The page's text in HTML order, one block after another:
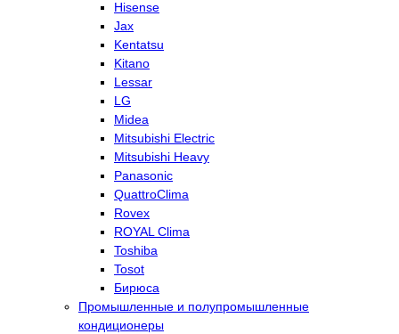
Hisense
Jax
Kentatsu
Kitano
Lessar
LG
Midea
Mitsubishi Electric
Mitsubishi Heavy
Panasonic
QuattroClima
Rovex
ROYAL Clima
Toshiba
Tosot
Бирюса
Промышленные и полупромышленные
кондиционеры